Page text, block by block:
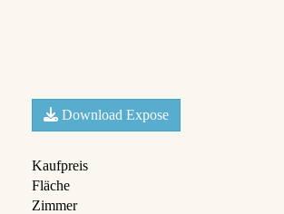
Download Expose
Kaufpreis
Fläche
Zimmer